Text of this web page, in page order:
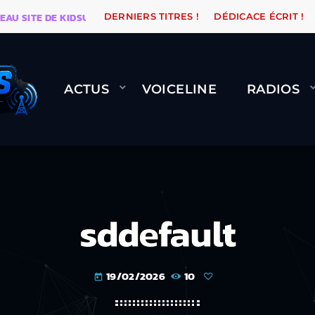
DE KIDSUNE WARÉTRO ORANGE ROAD QUI
DERNIERS TITRES ! DÉDICACE ÉCRIT !
ACTUS VOICELINE RADIOS
sddefault
today 19/02/2026 10